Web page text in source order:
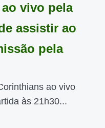
vivo pela
assistir ao
pela
ao vivo
às 21h30...